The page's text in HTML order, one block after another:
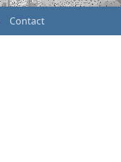
Contact